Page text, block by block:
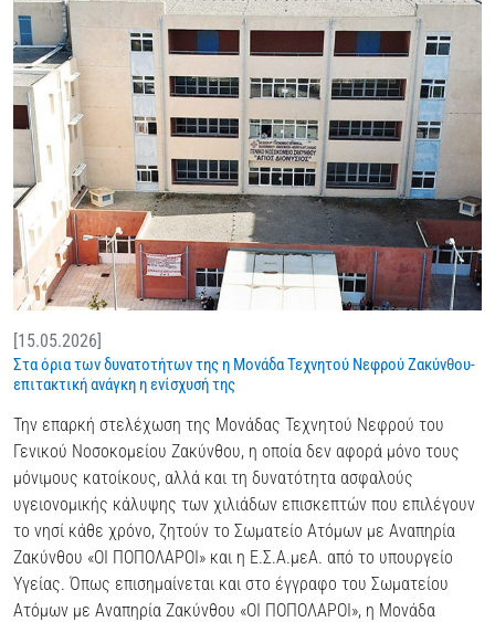
[15.05.2026]
Στα όρια των δυνατοτήτων της η Μονάδα Τεχνητού Νεφρού Ζακύνθου-
επιτακτική ανάγκη η ενίσχυσή της
Την επαρκή στελέχωση της Μονάδας Τεχνητού Νεφρού του
Γενικού Νοσοκομείου Ζακύνθου, η οποία δεν αφορά μόνο τους
μόνιμους κατοίκους, αλλά και τη δυνατότητα ασφαλούς
υγειονομικής κάλυψης των χιλιάδων επισκεπτών που επιλέγουν
το νησί κάθε χρόνο, ζητούν το Σωματείο Ατόμων με Αναπηρία
Ζακύνθου «ΟΙ ΠΟΠΟΛΑΡΟΙ» και η Ε.Σ.Α.μεΑ. από το υπουργείο
Υγείας. Όπως επισημαίνεται και στο έγγραφο του Σωματείου
Ατόμων με Αναπηρία Ζακύνθου «ΟΙ ΠΟΠΟΛΑΡΟΙ», η Μονάδα